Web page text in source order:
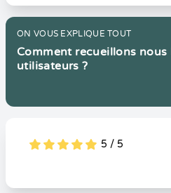
ON VOUS EXPLIQUE TOUT
Comment recueillons nous
utilisateurs ?
5
1
5
0 5 / 5